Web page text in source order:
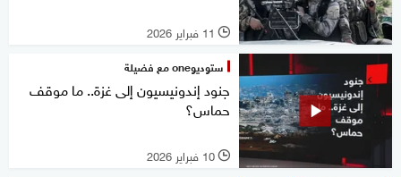
l 11 فبراير 2026
ستوديوone مع فضيلة
جنود إندونيسيون إلى غزة.. ما موقف
حماس؟
l 10 فبراير 2026